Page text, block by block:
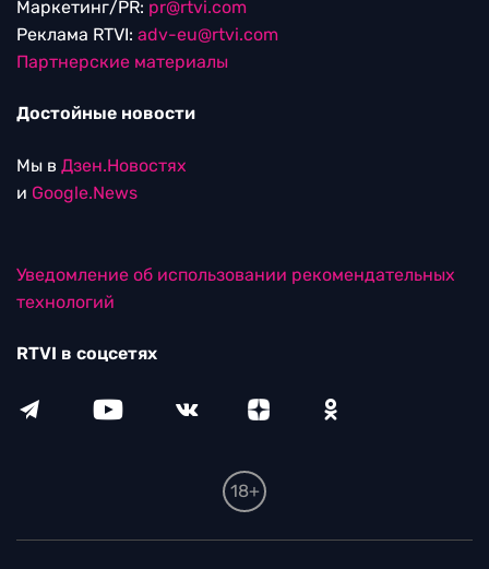
Маркетинг/PR: pr@rtvi.com
Реклама RTVI: adv-eu@rtvi.com
Партнерские материалы
Достойные новости
Мы в Дзен.Новостях
и Google.News
Уведомление об использовании рекомендательных
технологий
RTVI в соцсетях
18+